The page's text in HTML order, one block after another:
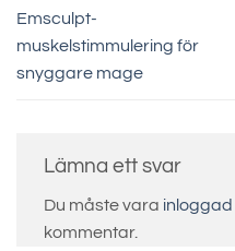
Emsculpt-
muskelstimmulering för
snyggare mage
Lämna ett svar
Du måste vara inloggad
kommentar.